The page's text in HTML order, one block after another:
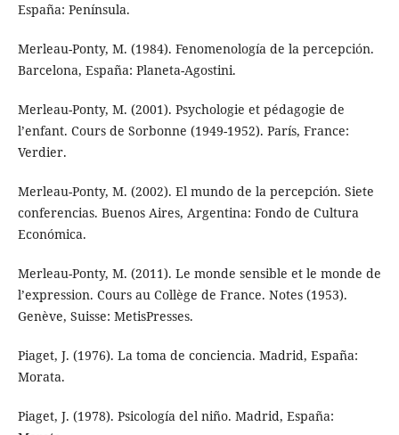
España: Península.
Merleau-Ponty, M. (1984). Fenomenología de la percepción.
Barcelona, España: Planeta-Agostini.
Merleau-Ponty, M. (2001). Psychologie et pédagogie de
l’enfant. Cours de Sorbonne (1949-1952). París, France:
Verdier.
Merleau-Ponty, M. (2002). El mundo de la percepción. Siete
conferencias. Buenos Aires, Argentina: Fondo de Cultura
Económica.
Merleau-Ponty, M. (2011). Le monde sensible et le monde de
l’expression. Cours au Collège de France. Notes (1953).
Genève, Suisse: MetisPresses.
Piaget, J. (1976). La toma de conciencia. Madrid, España:
Morata.
Piaget, J. (1978). Psicología del niño. Madrid, España: